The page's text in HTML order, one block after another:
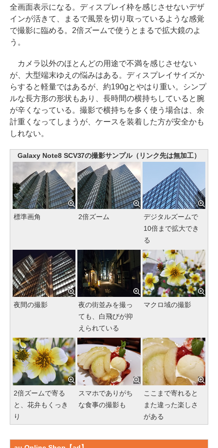
全画面表示になる。ディスプレイ枠を感じさせないデザ
インが活きて、まるで風景を切り取っているような感覚
で撮影に臨める。2倍ズームで使うとまるで拡大鏡のよ
う。
カメラ以外のほとんどの用途で不満を感じさせない
が、大型端末ゆえの悩みはある。ディスプレイサイズか
らすると軽量ではあるが、約190gとやはり重い。シンプ
ルな長方形の形状もあり、長時間の横持ちしていると腕
が辛くなっている。撮影で横持ちを多く使う場合は、余
計重くなってしまうが、ケースを装着した方が安全かも
しれない。
Galaxy Note8 SCV37の撮影サンプル（リンク先は無加工）
標準画角 2倍ズーム
デジタルズームで
10倍まで拡大でき
る
夜間の撮影
夜の街並みを撮っ
ても、白飛びが抑
えられている
マクロ域の撮影
2倍ズームで寄る
と、花弁もくっき
り
スマホでありがち
な食事の撮影も
ここまで寄れると
また違った楽しさ
がある